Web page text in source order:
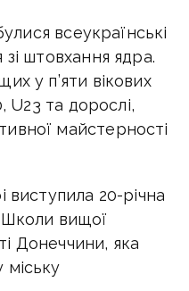
всеукраїнські
зі штовхання ядра.
у п’яти вікових
U23 та дорослі,
майстерності
виступила 20-річна
вищої
Донеччини, яка
міську